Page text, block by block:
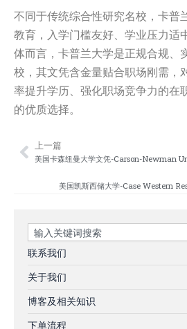
不同于传统综合性研究名校，卡普
教育，入学门槛友好、学业压力适
体而言，卡普兰大学是正规合规、
校，其文凭含金量贴合职场刚需，
率提升学历、强化职场竞争力的在
的优质选择。
Prev
上一篇
美国卡森纽曼大学文凭-Carson-Newman
美国凯斯西储大学-Case Western
Search
联系我们
关于我们
博客及相关知识
下单流程